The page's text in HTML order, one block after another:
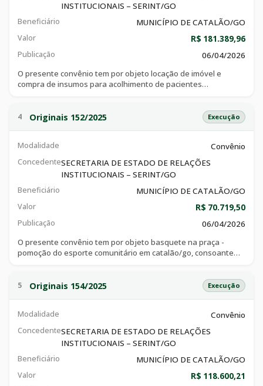
INSTITUCIONAIS – SERINT/GO
Beneficiário MUNICÍPIO DE CATALÃO/GO
Valor R$ 181.389,96
Publicação
06/04/2026
O presente convênio tem por objeto locação de imóvel e
compra de insumos para acolhimento de pacientes
demais documentos
4 Originais 152/2025 Execução
Modalidade Convênio
ConcedenteSECRETARIA DE ESTADO DE RELAÇÕES
INSTITUCIONAIS – SERINT/GO
Beneficiário MUNICÍPIO DE CATALÃO/GO
Valor R$ 70.719,50
Publicação
06/04/2026
O presente convênio tem por objeto basquete na praça -
pomoção do esporte comunitário em catalão/go, consoante
5 Originais 154/2025 Execução
Modalidade Convênio
ConcedenteSECRETARIA DE ESTADO DE RELAÇÕES
INSTITUCIONAIS – SERINT/GO
Beneficiário MUNICÍPIO DE CATALÃO/GO
Valor R$ 118.600,21